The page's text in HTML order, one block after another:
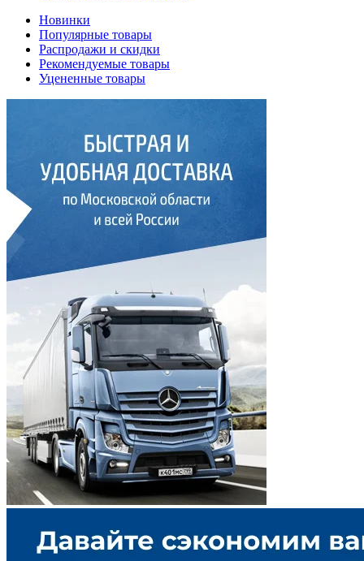
Новинки
Популярные товары
Распродажи и скидки
Рекомендуемые товары
Уцененные товары